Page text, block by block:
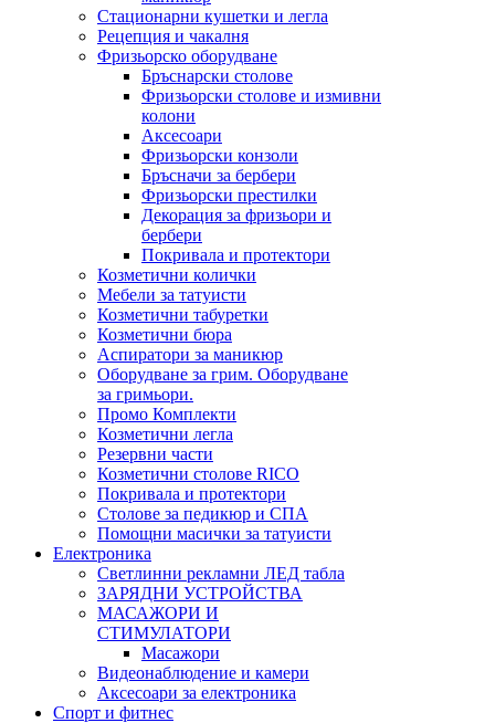
Стационарни кушетки и легла
Рецепция и чакалня
Фризьорско оборудване
Бръснарски столове
Фризьорски столове и измивни
колони
Аксесоари
Фризьорски конзоли
Бръсначи за бербери
Фризьорски престилки
Декорация за фризьори и
бербери
Покривала и протектори
Козметични колички
Мебели за татуисти
Козметични табуретки
Козметични бюра
Аспиратори за маникюр
Оборудване за грим. Оборудване
за гримьори.
Промо Комплекти
Козметични легла
Резервни части
Козметични столове RICO
Покривала и протектори
Столове за педикюр и СПА
Помощни масички за татуисти
Електроника
Светлинни рекламни ЛЕД табла
ЗАРЯДНИ УСТРОЙСТВА
МАСАЖОРИ И
СТИМУЛАТОРИ
Масажори
Видеонаблюдение и камери
Аксесоари за електроника
Спорт и фитнес